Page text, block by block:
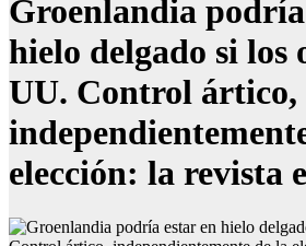
Groenlandia
hielo delgado si los
UU. Control ártico,
elección: la revista